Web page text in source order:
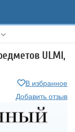
ULMI,
В избранное
Добавить отзыв